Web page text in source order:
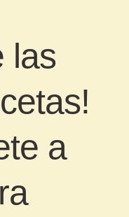
las
a